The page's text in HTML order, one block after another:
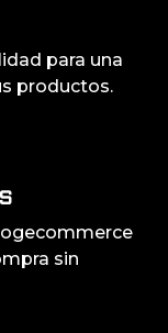
para una
productos.
sin